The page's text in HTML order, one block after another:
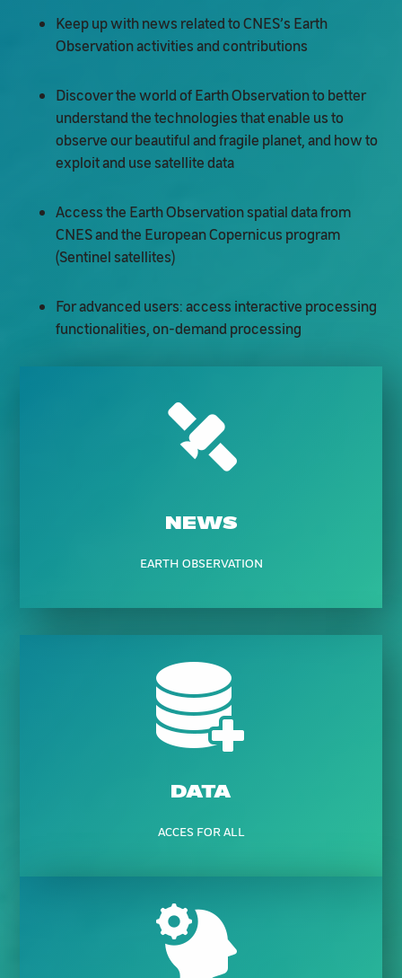
Keep up with news related to CNES’s Earth
Observation activities and contributions
Discover the world of Earth Observation to better
understand the technologies that enable us to
observe our beautiful and fragile planet, and how to
exploit and use satellite data
Access the Earth Observation spatial data from
CNES and the European Copernicus program
(Sentinel satellites)
For advanced users: access interactive processing
functionalities, on-demand processing
NEWS
EARTH OBSERVATION
DATA
ACCES FOR ALL